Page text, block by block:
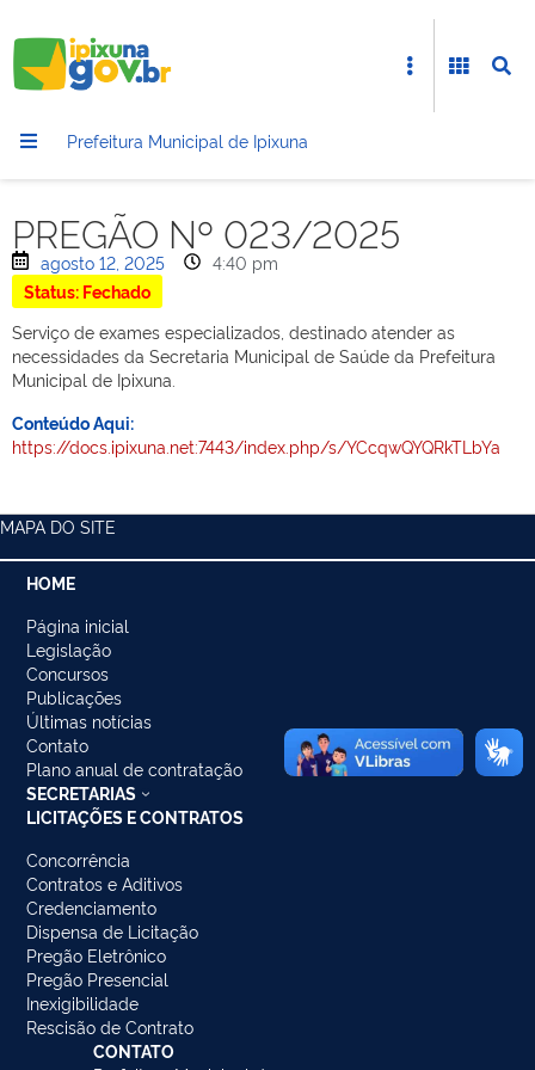
Prefeitura Municipal de Ipixuna
PREGÃO Nº 023/2025
agosto 12, 2025
4:40 pm
Status: Fechado
Serviço de exames especializados, destinado atender as
necessidades da Secretaria Municipal de Saúde da Prefeitura
Municipal de Ipixuna.
Conteúdo Aqui:
https://docs.ipixuna.net:7443/index.php/s/YCcqwQYQRkTLbYa
MAPA DO SITE
HOME
Página inicial
Legislação
Concursos
Publicações
Últimas notícias
Contato
Plano anual de contratação
SECRETARIAS
LICITAÇÕES E CONTRATOS
Concorrência
Contratos e Aditivos
Credenciamento
Dispensa de Licitação
Pregão Eletrônico
Pregão Presencial
Inexigibilidade
Rescisão de Contrato
CONTATO